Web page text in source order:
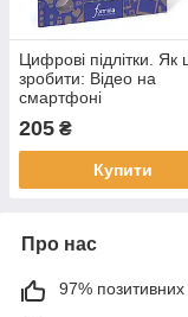
Цифрові підлітки. Як
зробити: Відео на
смартфоні
205 ₴
Купити
Про нас
97% позитивних